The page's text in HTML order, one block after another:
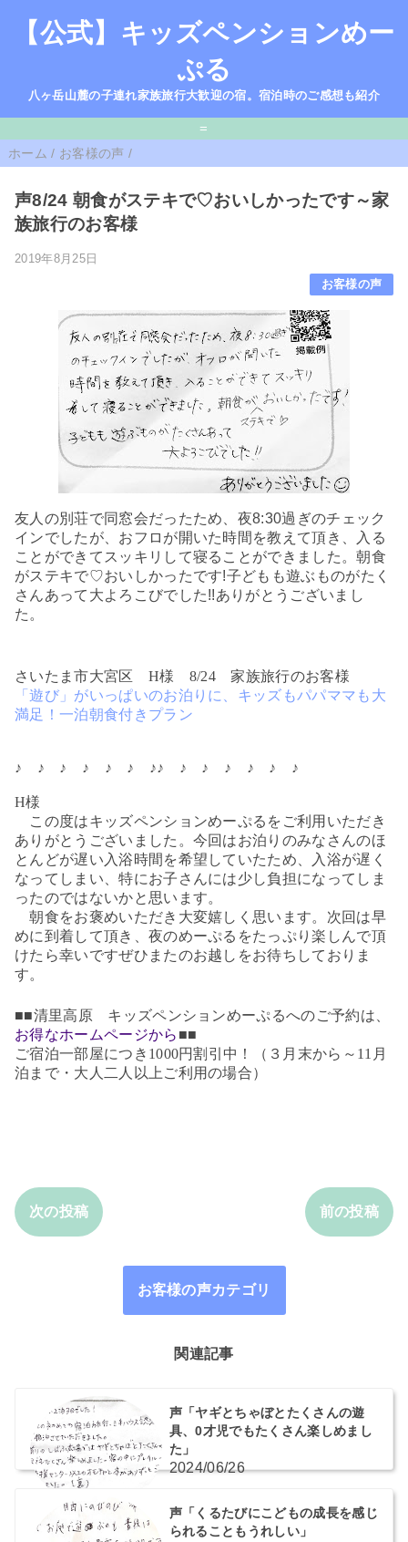
【公式】キッズペンションめー
ぷる
八ヶ岳山麓の子連れ家族旅行大歓迎の宿。宿泊時のご感想も紹介
=
ホーム / お客様の声 /
声8/24 朝食がステキで♡おいしかったです～家
族旅行のお客様
2019年8月25日
お客様の声
友人の別荘で同窓会だったため、夜8:30過ぎのチェック
インでしたが、おフロが開いた時間を教えて頂き、入る
ことができてスッキリして寝ることができました。朝食
がステキで♡おいしかったです!子どもも遊ぶものがたく
さんあって大よろこびでした!!ありがとうございまし
た。
さいたま市大宮区 H様 8/24 家族旅行のお客様
「遊び」がいっぱいのお泊りに、キッズもパパママも大
満足！一泊朝食付きプラン
♪ ♪ ♪ ♪ ♪ ♪ ♪♪ ♪ ♪ ♪ ♪ ♪ ♪
H様
この度はキッズペンションめーぷるをご利用いただき
ありがとうございました。今回はお泊りのみなさんのほ
とんどが遅い入浴時間を希望していたため、入浴が遅く
なってしまい、特にお子さんには少し負担になってしま
ったのではないかと思います。
朝食をお褒めいただき大変嬉しく思います。次回は早
めに到着して頂き、夜のめーぷるをたっぷり楽しんで頂
けたら幸いですぜひまたのお越しをお待ちしておりま
す。
■■清里高原 キッズペンションめーぷるへのご予約は、
お得なホームページから ■■
ご宿泊一部屋につき1000円割引中！（３月末から～11月
泊まで・大人二人以上ご利用の場合）
次の投稿 前の投稿
お客様の声カテゴリ
関連記事
声「ヤギとちゃぼとたくさんの遊
具、0才児でもたくさん楽しめまし
た」
2024/06/26
声「くるたびにこどもの成長を感じ
られることもうれしい」